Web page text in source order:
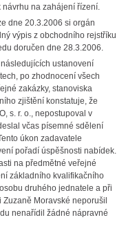
na zahájení řízení.
dne 20.3.2006 si orgán
výpis z obchodního rejstříku
doručen dne 28.3.2006.
ustanovení
po zhodnocení všech
zakázky, stanoviska
zjištění konstatuje, že
s. r. o., nepostupoval v
včas písemné sdělení
úkon zadavatele
pořadí úspěšnosti nabídek.
na předmětné veřejné
základního kvalifikačního
druhého jednatele a při
Moravské neporušil
nenařídil žádné nápravné